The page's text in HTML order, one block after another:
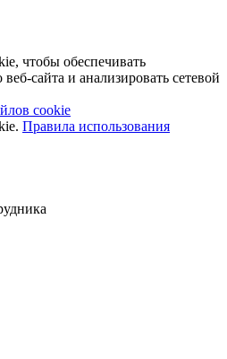
чтобы обеспечивать
сайта и анализировать сетевой
cookie
Правила использования